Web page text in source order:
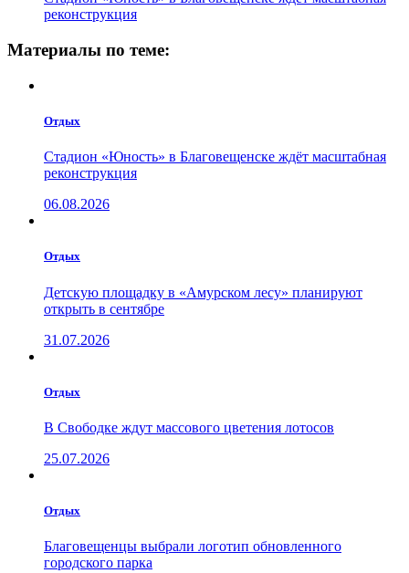
реконструкция
Материалы по теме:
Отдых
Стадион «Юность» в Благовещенске ждёт масштабная
реконструкция
06.08.2026
Отдых
Детскую площадку в «Амурском лесу» планируют
открыть в сентябре
31.07.2026
Отдых
В Свободке ждут массового цветения лотосов
25.07.2026
Отдых
Благовещенцы выбрали логотип обновленного
городского парка